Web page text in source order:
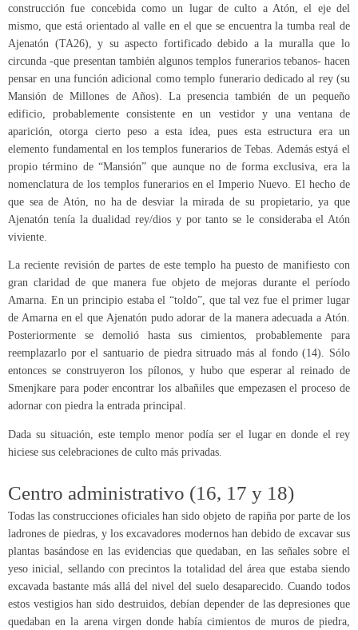
construcción fue concebida como un lugar de culto a Atón, el eje del
mismo, que está orientado al valle en el que se encuentra la tumba real de
Ajenatón (TA26), y su aspecto fortificado debido a la muralla que lo
circunda -que presentan también algunos templos funerarios tebanos- hacen
pensar en una función adicional como templo funerario dedicado al rey (su
Mansión de Millones de Años). La presencia también de un pequeño
edificio, probablemente consistente en un vestidor y una ventana de
aparición, otorga cierto peso a esta idea, pues esta estructura era un
elemento fundamental en los templos funerarios de Tebas. Además estyá el
propio término de “Mansión” que aunque no de forma exclusiva, era la
nomenclatura de los templos funerarios en el Imperio Nuevo. El hecho de
que sea de Atón, no ha de desviar la mirada de su propietario, ya que
Ajenatón tenía la dualidad rey/dios y por tanto se le consideraba el Atón
viviente.
La reciente revisión de partes de este templo ha puesto de manifiesto con
gran claridad de que manera fue objeto de mejoras durante el período
Amarna. En un principio estaba el “toldo”, que tal vez fue el primer lugar
de Amarna en el que Ajenatón pudo adorar de la manera adecuada a Atón.
Posteriormente se demolió hasta sus cimientos, probablemente para
reemplazarlo por el santuario de piedra sitruado más al fondo (14). Sólo
entonces se construyeron los pílonos, y hubo que esperar al reinado de
Smenjkare para poder encontrar los albañiles que empezasen el proceso de
adornar con piedra la entrada principal.
Dada su situación, este templo menor podía ser el lugar en donde el rey
hiciese sus celebraciones de culto más privadas.
Centro administrativo (16, 17 y 18)
Todas las construcciones oficiales han sido objeto de rapiña por parte de los
ladrones de piedras, y los excavadores modernos han debido de excavar sus
plantas basándose en las evidencias que quedaban, en las señales sobre el
yeso inicial, sellando con precintos la totalidad del área que estaba siendo
excavada bastante más allá del nivel del suelo desaparecido. Cuando todos
estos vestigios han sido destruidos, debían depender de las depresiones que
quedaban en la arena virgen donde había cimientos de muros de piedra,